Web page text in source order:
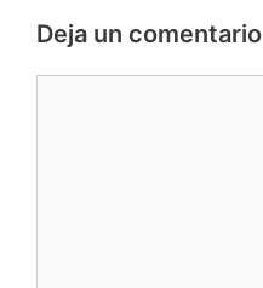
Deja un comentario